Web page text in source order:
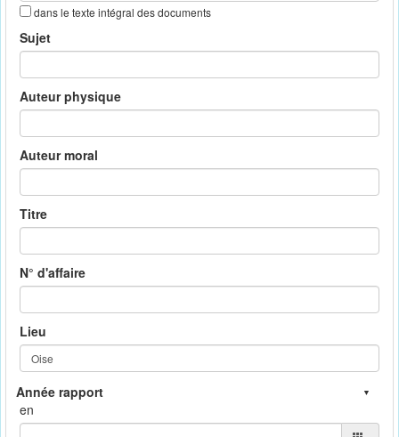
dans le texte intégral des documents
Sujet
Auteur physique
Auteur moral
Titre
N° d'affaire
Lieu
en